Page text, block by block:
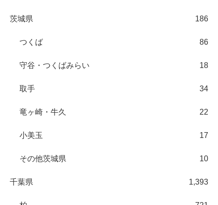
茨城県 186
つくば 86
守谷・つくばみらい 18
取手 34
竜ヶ崎・牛久 22
小美玉 17
その他茨城県 10
千葉県 1,393